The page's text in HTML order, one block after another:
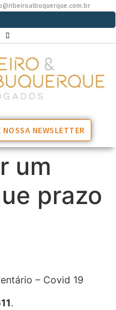
NOSSA NEWSLETTER
um
prazo
– Covid 19
.